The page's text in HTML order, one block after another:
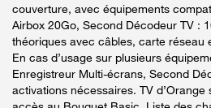
couverture, avec équipements
Airbox 20Go, Second Décodeur TV :
théoriques avec câbles, carte réseau
En cas d’usage sur plusieurs
Enregistreur Multi-écrans, Second
activations nécessaires. TV d’Orange